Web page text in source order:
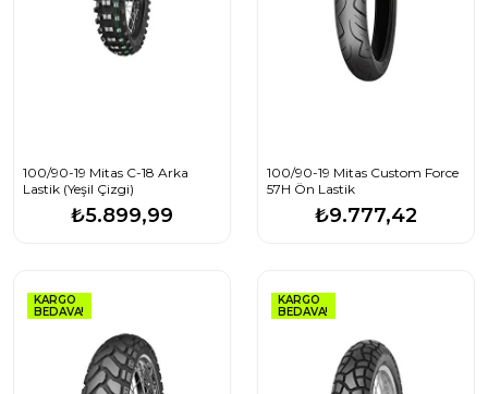
100/90-19 Mitas C-18 Arka
Lastik (Yeşil Çizgi)
₺5.899,99
100/90-19 Mitas Custom Force
57H Ön Lastik
₺9.777,42
KARGO
BEDAVA!
KARGO
BEDAVA!